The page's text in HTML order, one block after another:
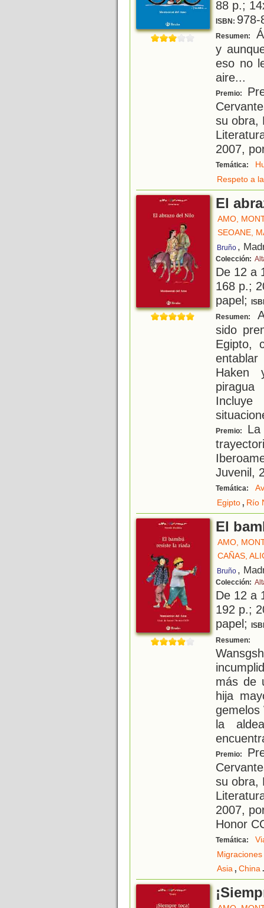
88 p.;
ISBN: 978-
Resumen:
y
eso no
aire...
Premio:
su obra,
2007,
Temática:
Respeto a
El
AMO,
SEOANE,
Bruño ,
Colección:
De 12 a
168 p.;
papel;
Resumen:
sido
Egipto,
Haken
Premio:
La
Juvenil,
Temática:
Egipto, Río
El
AMO,
CAÑAS,
Bruño ,
Colección:
De 12 a
192 p.;
papel;
Resumen:
más de
hija
gemelos
la
Premio:
su obra,
2007,
Honor
Temática:
Migraciones
Asia, China